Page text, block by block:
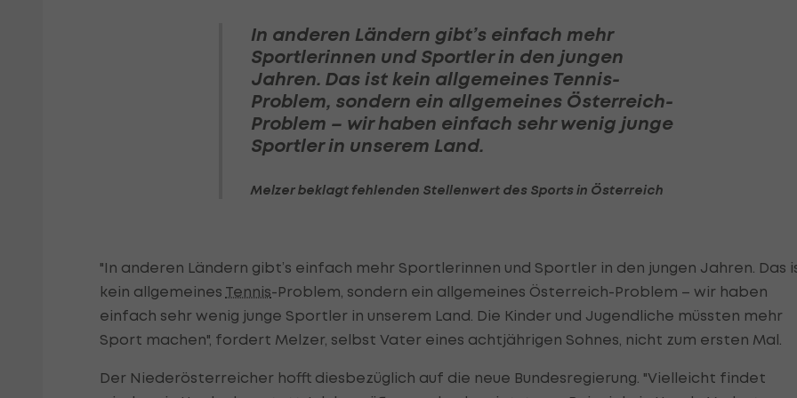
In anderen Ländern gibt’s einfach mehr
Sportlerinnen und Sportler in den jungen
Jahren. Das ist kein allgemeines Tennis-
Problem, sondern ein allgemeines Österreich-
Problem – wir haben einfach sehr wenig junge
Sportler in unserem Land.
Melzer beklagt fehlenden Stellenwert des Sports in Österreich
"In anderen Ländern gibt’s einfach mehr Sportlerinnen und Sportler in den jungen Jahren. Das
kein allgemeines Tennis-Problem, sondern ein allgemeines Österreich-Problem – wir haben
einfach sehr wenig junge Sportler in unserem Land. Die Kinder und Jugendliche müssten mehr
Sport machen", fordert Melzer, selbst Vater eines achtjährigen Sohnes, nicht zum ersten Mal.
Der Niederösterreicher hofft diesbezüglich auf die neue Bundesregierung. "Vielleicht findet